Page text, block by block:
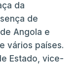
da
de
Angola e
vários países.
Estado, vice-